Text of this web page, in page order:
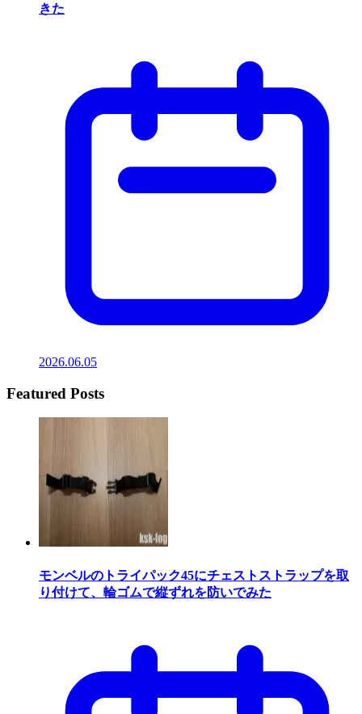
きた
2026.06.05
Featured Posts
モンベルのトライパック45にチェストストラップを取
り付けて、輪ゴムで縦ずれを防いでみた